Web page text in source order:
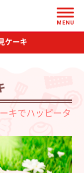
MENU
ケーキ
キでハッピータ